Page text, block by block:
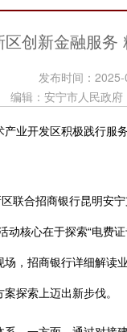
区创新金融服务
发布时间：
编辑：安宁市人民政
开发区积极践行服
合招商银行昆明安
核心在于探索“电费
，招商银行详细解
探索上迈出新步伐。